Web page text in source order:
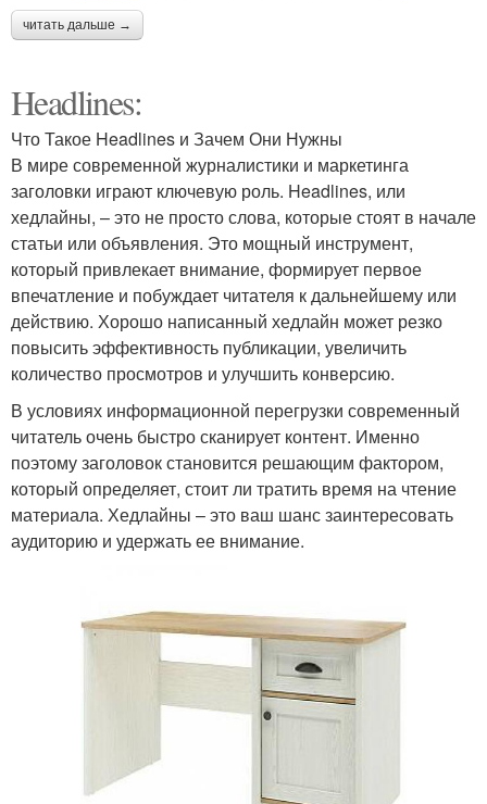
читать дальше →
Headlines:
Что Такое Headlines и Зачем Они Нужны
В мире современной журналистики и маркетинга
заголовки играют ключевую роль. Headlines, или
хедлайны, – это не просто слова, которые стоят в начале
статьи или объявления. Это мощный инструмент,
который привлекает внимание, формирует первое
впечатление и побуждает читателя к дальнейшему или
действию. Хорошо написанный хедлайн может резко
повысить эффективность публикации, увеличить
количество просмотров и улучшить конверсию.
В условиях информационной перегрузки современный
читатель очень быстро сканирует контент. Именно
поэтому заголовок становится решающим фактором,
который определяет, стоит ли тратить время на чтение
материала. Хедлайны – это ваш шанс заинтересовать
аудиторию и удержать ее внимание.